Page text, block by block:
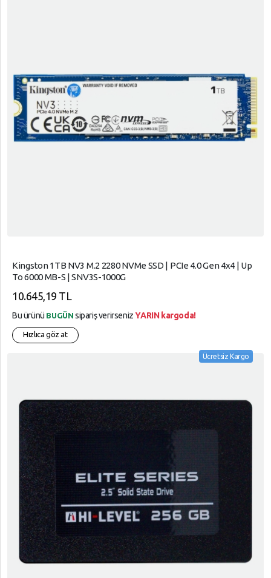
Kingston 1TB NV3 M.2 2280 NVMe SSD | PCIe 4.0 Gen 4x4 | Up
To 6000 MB-S | SNV3S-1000G
10.645,19 TL
Bu ürünü BUGÜN sipariş verirsenizYARIN kargoda!
Hızlıca göz at
Ücretsiz Kargo